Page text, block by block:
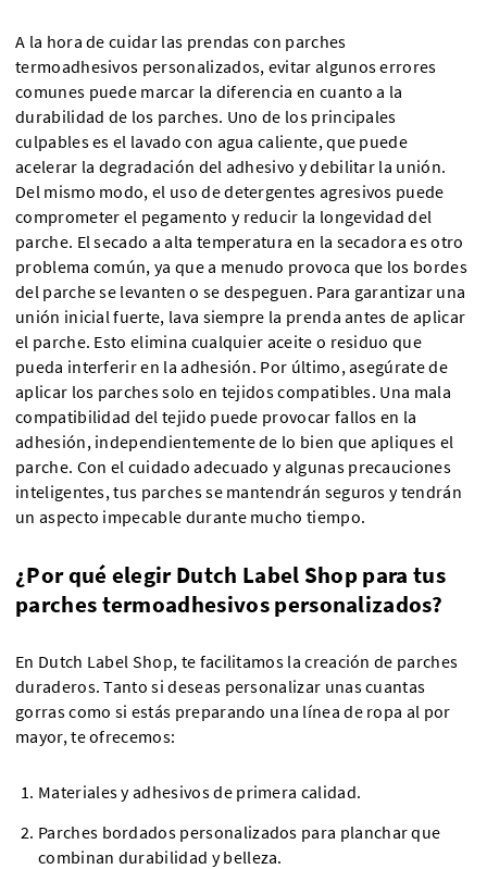
A la hora de cuidar las prendas con parches
termoadhesivos personalizados, evitar algunos errores
comunes puede marcar la diferencia en cuanto a la
durabilidad de los parches. Uno de los principales
culpables es el lavado con agua caliente, que puede
acelerar la degradación del adhesivo y debilitar la unión.
Del mismo modo, el uso de detergentes agresivos puede
comprometer el pegamento y reducir la longevidad del
parche. El secado a alta temperatura en la secadora es otro
problema común, ya que a menudo provoca que los bordes
del parche se levanten o se despeguen. Para garantizar una
unión inicial fuerte, lava siempre la prenda antes de aplicar
el parche. Esto elimina cualquier aceite o residuo que
pueda interferir en la adhesión. Por último, asegúrate de
aplicar los parches solo en tejidos compatibles. Una mala
compatibilidad del tejido puede provocar fallos en la
adhesión, independientemente de lo bien que apliques el
parche. Con el cuidado adecuado y algunas precauciones
inteligentes, tus parches se mantendrán seguros y tendrán
un aspecto impecable durante mucho tiempo.
¿Por qué elegir Dutch Label Shop para tus
parches termoadhesivos personalizados?
En Dutch Label Shop, te facilitamos la creación de parches
duraderos. Tanto si deseas personalizar unas cuantas
gorras como si estás preparando una línea de ropa al por
mayor, te ofrecemos:
Materiales y adhesivos de primera calidad.
Parches bordados personalizados para planchar que
combinan durabilidad y belleza.